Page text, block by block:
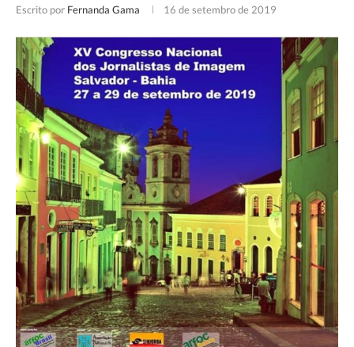
Escrito por Fernanda Gama 16 de setembro de 2019